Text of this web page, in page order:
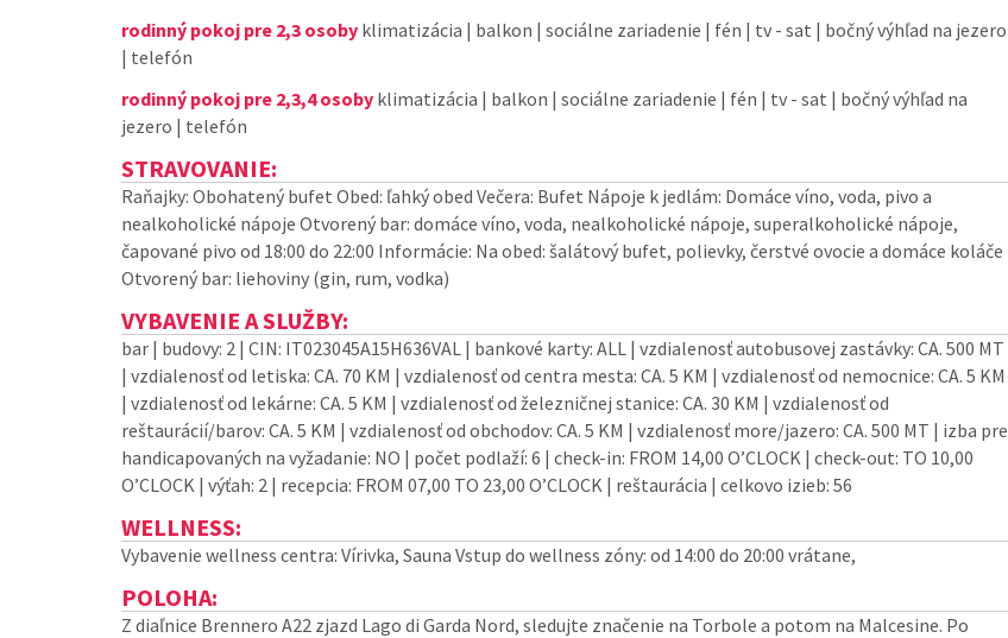
rodinný pokoj pre 2,3 osoby klimatizácia | balkon | sociálne zariadenie | fén | tv - sat | bočný výhľad na jezero
| telefón
rodinný pokoj pre 2,3,4 osoby klimatizácia | balkon | sociálne zariadenie | fén | tv - sat | bočný výhľad na
jezero | telefón
STRAVOVANIE:
Raňajky: Obohatený bufet Obed: ľahký obed Večera: Bufet Nápoje k jedlám: Domáce víno, voda, pivo a
nealkoholické nápoje Otvorený bar: domáce víno, voda, nealkoholické nápoje, superalkoholické nápoje,
čapované pivo od 18:00 do 22:00 Informácie: Na obed: šalátový bufet, polievky, čerstvé ovocie a domáce koláče
Otvorený bar: liehoviny (gin, rum, vodka)
VYBAVENIE A SLUŽBY:
bar | budovy: 2 | CIN: IT023045A15H636VAL | bankové karty: ALL | vzdialenosť autobusovej zastávky: CA. 500 MT
| vzdialenosť od letiska: CA. 70 KM | vzdialenosť od centra mesta: CA. 5 KM | vzdialenosť od nemocnice: CA. 5 KM
| vzdialenosť od lekárne: CA. 5 KM | vzdialenosť od železničnej stanice: CA. 30 KM | vzdialenosť od
reštaurácií/barov: CA. 5 KM | vzdialenosť od obchodov: CA. 5 KM | vzdialenosť more/jazero: CA. 500 MT | izba pre
handicapovaných na vyžadanie: NO | počet podlaží: 6 | check-in: FROM 14,00 O’CLOCK | check-out: TO 10,00
O’CLOCK | výťah: 2 | recepcia: FROM 07,00 TO 23,00 O’CLOCK | reštaurácia | celkovo izieb: 56
WELLNESS:
Vybavenie wellness centra: Vírivka, Sauna Vstup do wellness zóny: od 14:00 do 20:00 vrátane,
POLOHA:
Z diaľnice Brennero A22 zjazd Lago di Garda Nord, sledujte značenie na Torbole a potom na Malcesine. Po